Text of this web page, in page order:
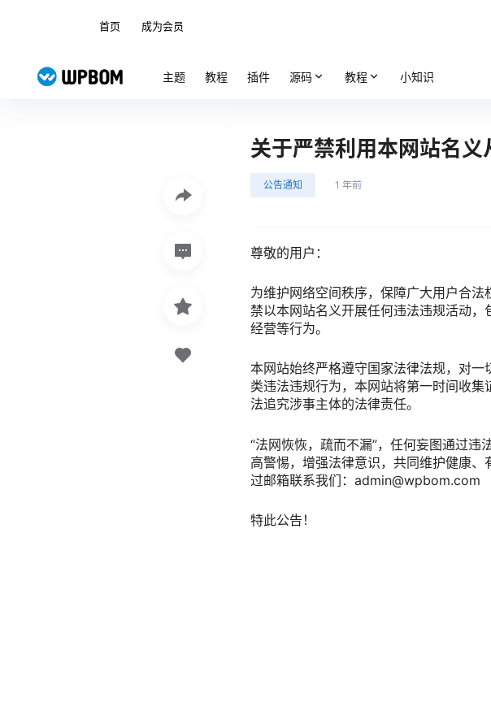
首页 成为会员
主题 教程 插件 源码 教程 小知识
关于严禁利用本网站名
公告通知 1 年前
尊敬的用户：
为维护网络空间秩序，保障广大用户合
禁以本网站名义开展任何违法违规活动
经营等行为。
本网站始终严格遵守国家法律法规，对
类违法违规行为，本网站将第一时间收
法追究涉事主体的法律责任。
“法网恢恢，疏而不漏”，任何妄图通过
高警惕，增强法律意识，共同维护健康
过邮箱联系我们：admin@wpbom.com
特此公告！